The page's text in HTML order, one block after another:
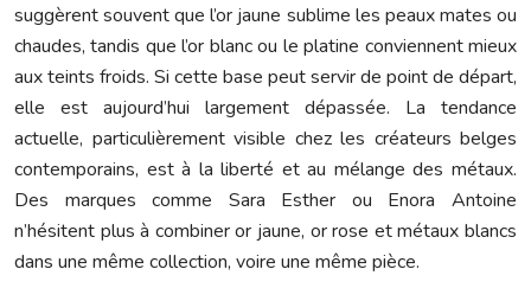
suggèrent souvent que l’or jaune sublime les peaux mates ou
chaudes, tandis que l’or blanc ou le platine conviennent mieux
aux teints froids. Si cette base peut servir de point de départ,
elle est aujourd’hui largement dépassée. La tendance
actuelle, particulièrement visible chez les créateurs belges
contemporains, est à la liberté et au mélange des métaux.
Des marques comme Sara Esther ou Enora Antoine
n’hésitent plus à combiner or jaune, or rose et métaux blancs
dans une même collection, voire une même pièce.